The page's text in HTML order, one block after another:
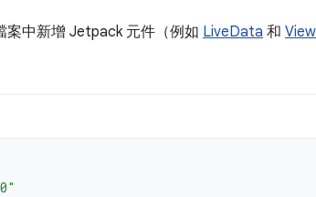
案中新增 Jetpack 元件（例如 LiveData 和